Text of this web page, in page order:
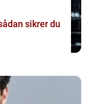
sikrer du